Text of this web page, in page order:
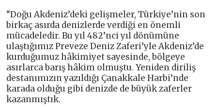
“Doğu Akdeniz’deki gelişmeler, Türkiye’nin son
birkaç asırda denizlerde verdiği en önemli
mücadeledir. Bu yıl 482’nci yıl dönümüne
ulaştığımız Preveze Deniz Zaferi’yle Akdeniz’de
kurduğumuz hâkimiyet sayesinde, bölgeye
asırlarca barış hâkim olmuştu. Yeniden diriliş
destanımızın yazıldığı Çanakkale Harbi’nde
karada olduğu gibi denizde de büyük zaferler
kazanmıştık.